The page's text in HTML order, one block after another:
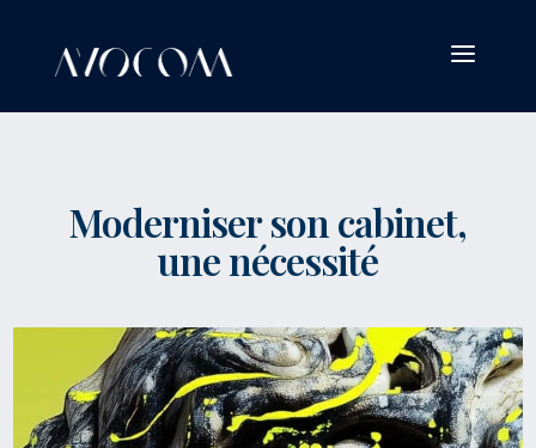
a
Moderniser son cabinet,
une nécessité